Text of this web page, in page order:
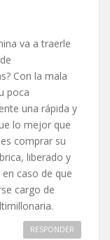
va a traerle
Con la mala
poca
una rápida y
lo mejor que
comprar su
liberado y
caso de que
cargo de
RESPONDER